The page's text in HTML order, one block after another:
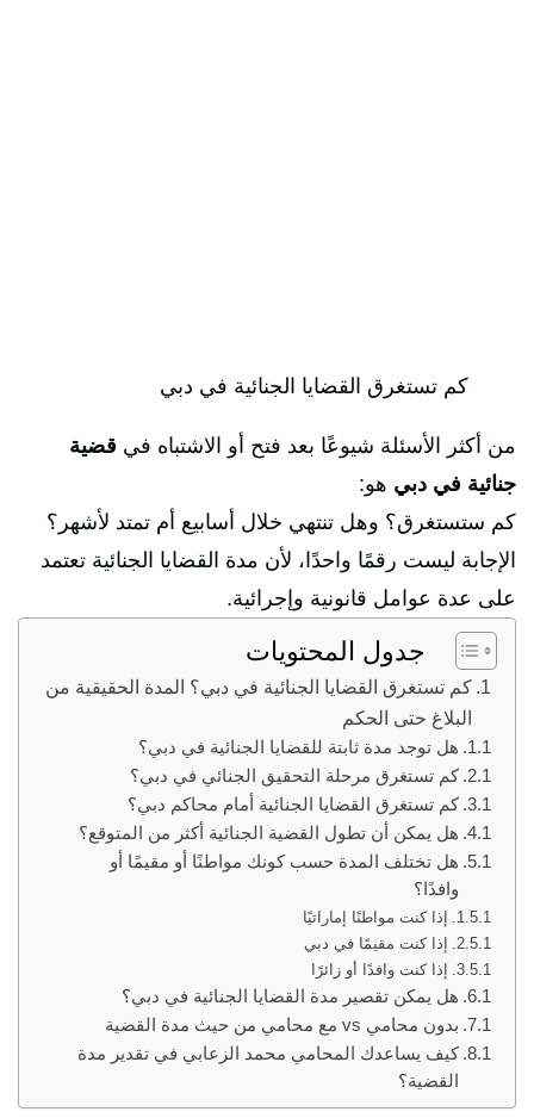
كم تستغرق القضايا الجنائية في دبي
من أكثر الأسئلة شيوعًا بعد فتح أو الاشتباه في قضية
جنائية في دبي هو:
كم ستستغرق؟ وهل تنتهي خلال أسابيع أم تمتد لأشهر؟
الإجابة ليست رقمًا واحدًا، لأن مدة القضايا الجنائية تعتمد
على عدة عوامل قانونية وإجرائية.
جدول المحتويات
كم تستغرق القضايا الجنائية في دبي؟ المدة الحقيقية من
البلاغ حتى الحكم
هل توجد مدة ثابتة للقضايا الجنائية في دبي؟
كم تستغرق مرحلة التحقيق الجنائي في دبي؟
كم تستغرق القضايا الجنائية أمام محاكم دبي؟
هل يمكن أن تطول القضية الجنائية أكثر من المتوقع؟
هل تختلف المدة حسب كونك مواطنًا أو مقيمًا أو
وافدًا؟
إذا كنت مواطنًا إماراتيًا
إذا كنت مقيمًا في دبي
إذا كنت وافدًا أو زائرًا
هل يمكن تقصير مدة القضايا الجنائية في دبي؟
بدون محامي vs مع محامي من حيث مدة القضية
كيف يساعدك المحامي محمد الزعابي في تقدير مدة
القضية؟